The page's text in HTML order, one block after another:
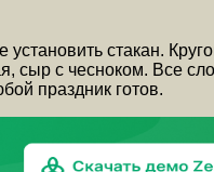
стакан.
сыр с чесноком. Все
праздник готов.